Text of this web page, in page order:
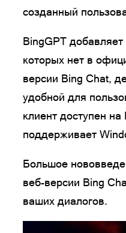
созданный
BingGPT
которых нет в
версии Bing Chat,
удобной для
клиент доступен
поддерживает
Большое
веб-версии Bing
ваших диалогов.